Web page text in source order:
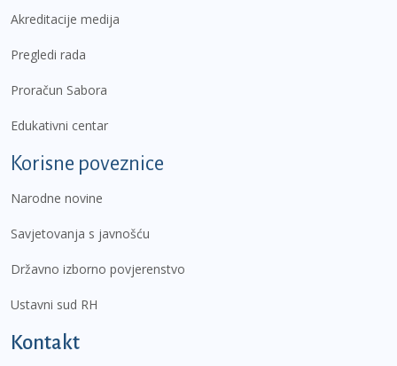
Akreditacije medija
Pregledi rada
Proračun Sabora
Edukativni centar
Korisne poveznice
Narodne novine
Savjetovanja s javnošću
Državno izborno povjerenstvo
Ustavni sud RH
Kontakt